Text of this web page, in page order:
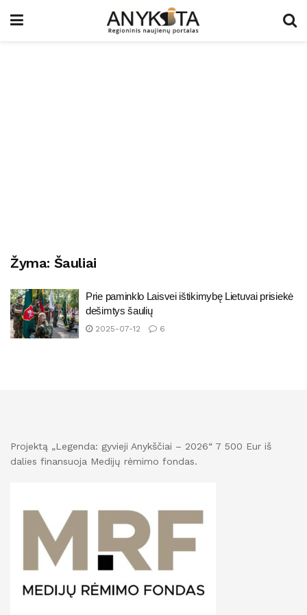
Žyma: Šauliai
Prie paminklo Laisvei ištikimybę Lietuvai prisiekė
dešimtys šaulių
2025-07-12 6
Projektą „Legenda: gyvieji Anykščiai – 2026“ 7 500 Eur iš
dalies finansuoja Medijų rėmimo fondas.